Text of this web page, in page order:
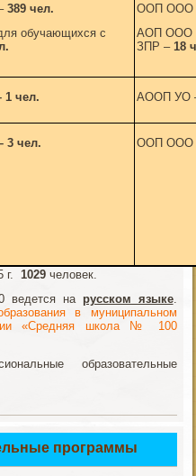
389 чел.
обучающихся с
ООП
АОП ООО
ЗПР – 18
1 чел. АООП УО
3 чел. ООП
г. 1029 человек.
на русском языке.
в муниципальном
«Средняя школа № 100
образовательные
программы